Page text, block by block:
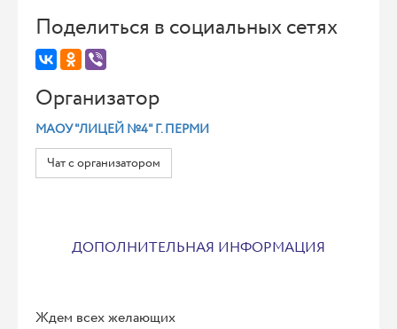
Поделиться в социальных сетях
Организатор
МАОУ "ЛИЦЕЙ №4" Г. ПЕРМИ
Чат с организатором
ДОПОЛНИТЕЛЬНАЯ ИНФОРМАЦИЯ
Ждем всех желающих